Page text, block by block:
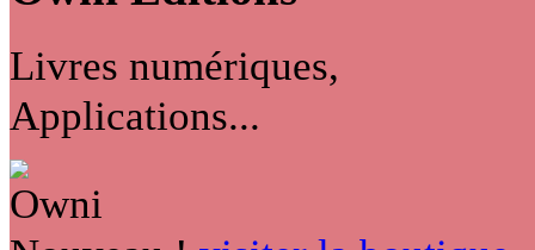
Livres numériques,
Applications...